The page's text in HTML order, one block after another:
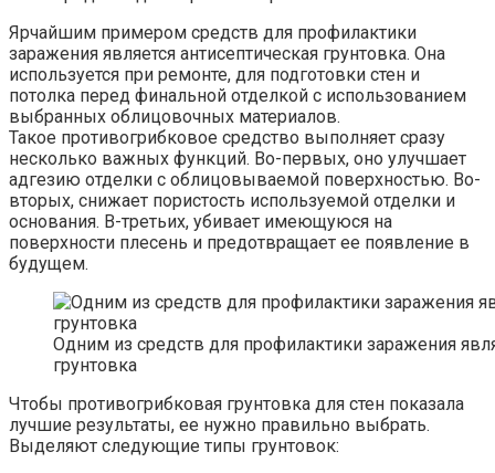
Ярчайшим примером средств для профилактики
заражения является антисептическая грунтовка. Она
используется при ремонте, для подготовки стен и
потолка перед финальной отделкой с использованием
выбранных облицовочных материалов.
Такое противогрибковое средство выполняет сразу
несколько важных функций. Во-первых, оно улучшает
адгезию отделки с облицовываемой поверхностью. Во-
вторых, снижает пористость используемой отделки и
основания. В-третьих, убивает имеющуюся на
поверхности плесень и предотвращает ее появление в
будущем.
Одним из средств для профилактики заражения
грунтовка
Чтобы противогрибковая грунтовка для стен показала
лучшие результаты, ее нужно правильно выбрать.
Выделяют следующие типы грунтовок: